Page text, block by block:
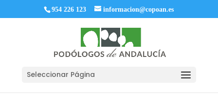
954 226 123 informacion@copoan.es
Seleccionar Página